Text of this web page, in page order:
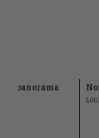
panoráma